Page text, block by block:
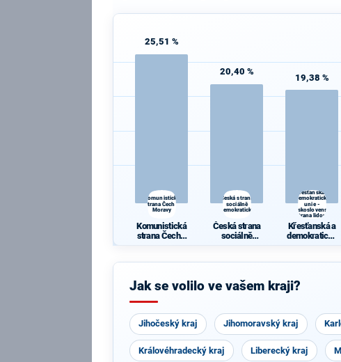
25,51 %
Komunistická
strana Čech a
Moravy
Komunistická
strana Čech a
20,40 %
Česká strana
sociálně
demokratická
Česká strana
sociálně
19,38 %
Křesťanská a
demokratická
unie -
Československá
strana lidová
Křesťanská a
demokratická
ká strana
Jak se volilo ve vašem kraji?
Jihočeský kraj Jihomoravský kraj
Královéhradecký kraj Liberecký kraj